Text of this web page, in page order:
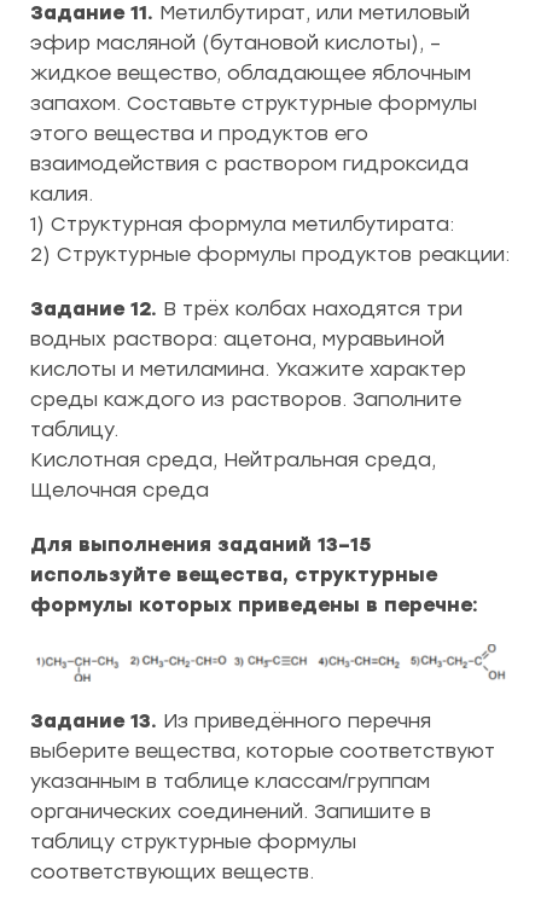
Задание 11. Метилбутират, или метиловый
эфир масляной (бутановой кислоты), –
жидкое вещество, обладающее яблочным
запахом. Составьте структурные формулы
этого вещества и продуктов его
взаимодействия с раствором гидроксида
калия.
1) Структурная формула метилбутирата:
2) Структурные формулы продуктов реакции:
Задание 12. В трёх колбах находятся три
водных раствора: ацетона, муравьиной
кислоты и метиламина. Укажите характер
среды каждого из растворов. Заполните
таблицу.
Кислотная среда, Нейтральная среда,
Щелочная среда
Для выполнения заданий 13–15
используйте вещества, структурные
формулы которых приведены в перечне:
Задание 13. Из приведённого перечня
выберите вещества, которые соответствуют
указанным в таблице классам/группам
органических соединений. Запишите в
таблицу структурные формулы
соответствующих веществ.